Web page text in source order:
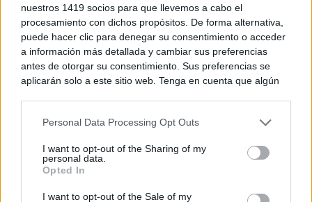
nuestros 1419 socios para que llevemos a cabo el
procesamiento con dichos propósitos. De forma alternativa,
puede hacer clic para denegar su consentimiento o acceder
a información más detallada y cambiar sus preferencias
antes de otorgar su consentimiento. Sus preferencias se
aplicarán solo a este sitio web. Tenga en cuenta que algún
rechazar tal procesamiento. Puede cambiar sus preferencias
a este sitio y haciendo clic en el botón "Privacidad" en la
parte inferior de la página web.
Please note that this website/app uses one or more Google
Personal Data Processing Opt Outs
I want to opt-out of the Sharing of my
personal data.
Opted In
I want to opt-out of the Sale of my
Un verdadero MMORPG de la vieja escuela ¡Cómo los
de antes, pero mejor!